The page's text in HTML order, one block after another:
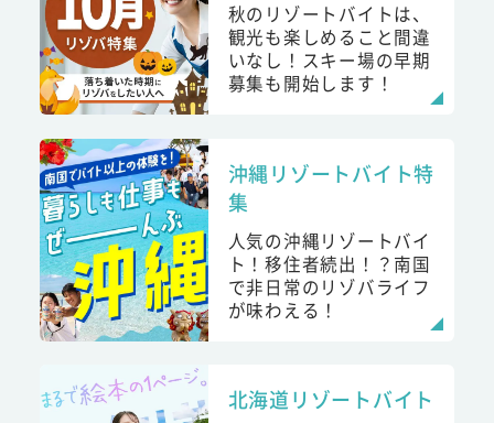
秋のリゾートバイトは、
観光も楽しめること間違
いなし！スキー場の早期
募集も開始します！
沖縄リゾートバイト特
集
人気の沖縄リゾートバイ
ト！移住者続出！？南国
で非日常のリゾバライフ
が味わえる！
北海道リゾートバイト